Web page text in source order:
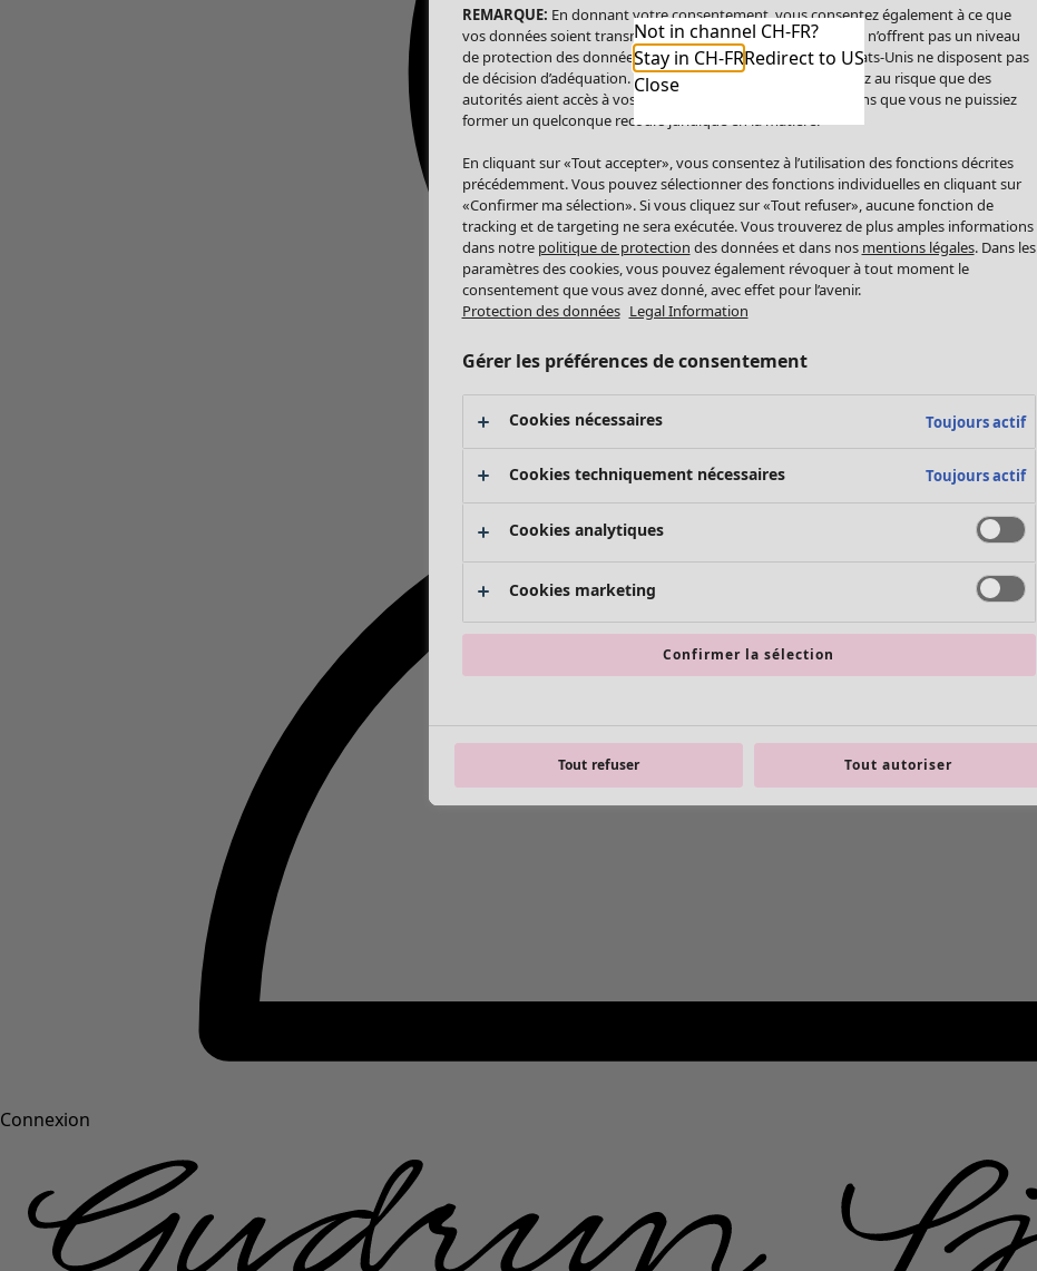
Connexion
Not in channel CH-FR?
Stay in CH-FRRedirect to US
Close
REMARQUE: En donnant votre consentement, vous consentez également à ce que
vos données soient transmises aux États-Unis. Les États-Unis n’offrent pas un niveau
de protection des données comparable à celui de l’UE. Les États-Unis ne disposent pas
de décision d’adéquation. Par conséquent, vous vous exposez au risque que des
autorités aient accès à vos données à caractère personnel sans que vous ne puissiez
former un quelconque recours juridique en la matière.
En cliquant sur «Tout accepter», vous consentez à l’utilisation des fonctions décrites
précédemment. Vous pouvez sélectionner des fonctions individuelles en cliquant sur
«Confirmer ma sélection». Si vous cliquez sur «Tout refuser», aucune fonction de
tracking et de targeting ne sera exécutée. Vous trouverez de plus amples informations
dans notre politique de protection des données et dans nos mentions légales. Dans les
paramètres des cookies, vous pouvez également révoquer à tout moment le
consentement que vous avez donné, avec effet pour l’avenir.
Protection des données Legal Information
Gérer les préférences de consentement
Cookies nécessaires Toujours actif
Cookies techniquement nécessaires Toujours actif
Cookies analytiques
Cookies marketing
Confirmer la sélection
Tout refuser Tout autoriser